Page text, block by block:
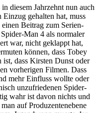
diesem Jahrzehnt nun auch
gehalten hat, muss
Beitrag zum Serien-
Man 4 als normaler
war, nicht geklappt hat,
können, dass Tobey
dass Kirsten Dunst oder
vorherigen Filmen. Dass
mehr Einfluss wollte oder
unzufriedenen Spider-
wahr ist davon nichts und
auf Produzentenebene